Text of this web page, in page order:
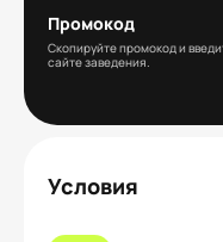
Промокод
Скопируйте промокод и
сайте заведения.
Условия